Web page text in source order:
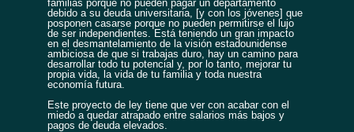
familias porque no pueden pagar un departamento
debido a su deuda universitaria, [y con los jóvenes] que
posponen casarse porque no pueden permitirse el lujo
de ser independientes. Está teniendo un gran impacto
en el desmantelamiento de la visión estadounidense
ambiciosa de que si trabajas duro, hay un camino para
desarrollar todo tu potencial y, por lo tanto, mejorar tu
propia vida, la vida de tu familia y toda nuestra
economía futura.
Este proyecto de ley tiene que ver con acabar con el
miedo a quedar atrapado entre salarios más bajos y
pagos de deuda elevados.